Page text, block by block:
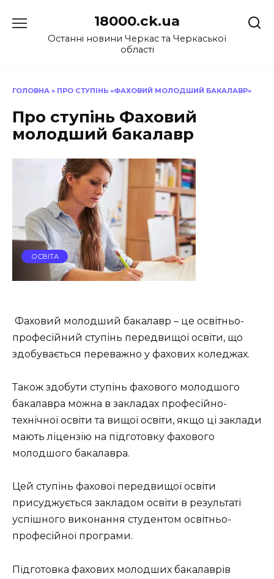
до
18000.ck.ua
Останні новини Черкас та Черкаської
області
ГОЛОВНА » ПРО СТУПІНЬ «ФАХОВИЙ МОЛОДШИЙ БАКАЛАВР»
Про ступінь Фаховий
молодший бакалавр
ОСВІТА
Фаховий молодший бакалавр – це освітньо-
професійний ступінь передвищої освіти, що
здобувається переважно у фахових коледжах.
Також здобути ступінь фахового молодшого
бакалавра можна в закладах професійно-
технічної освіти та вищої освіти, якщо ці заклади
мають ліцензію на підготовку фахового
молодшого бакалавра.
Цей ступінь фахової передвищої освіти
присуджується закладом освіти в результаті
успішного виконання студентом освітньо-
професійної програми.
Підготовка фахових молодших бакалаврів